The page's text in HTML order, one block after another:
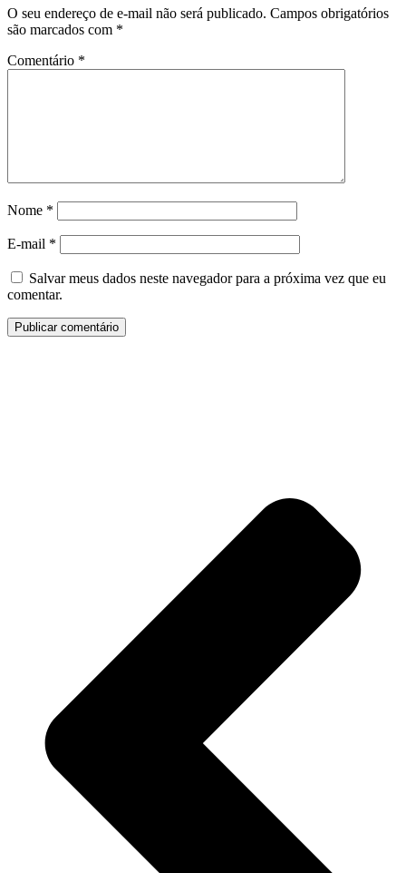
O seu endereço de e-mail não será publicado. Campos obrigatórios
são marcados com *
Comentário *
Nome *
E-mail *
Salvar meus dados neste navegador para a próxima vez que eu
comentar.